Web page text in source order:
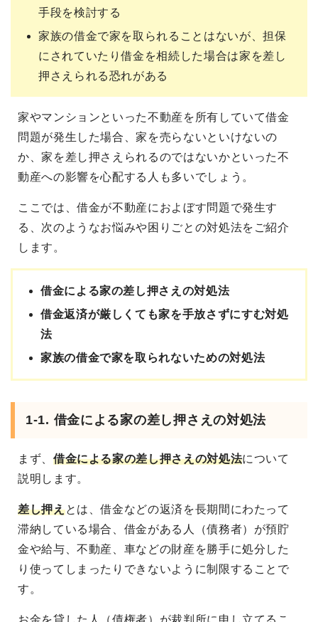
手段を検討する
家族の借金で家を取られることはないが、担保
にされていたり借金を相続した場合は家を差し
押さえられる恐れがある
家やマンションといった不動産を所有していて借金
問題が発生した場合、家を売らないといけないの
か、家を差し押さえられるのではないかといった不
動産への影響を心配する人も多いでしょう。
ここでは、借金が不動産におよぼす問題で発生す
る、次のようなお悩みや困りごとの対処法をご紹介
します。
借金による家の差し押さえの対処法
借金返済が厳しくても家を手放さずにすむ対処
法
家族の借金で家を取られないための対処法
1-1. 借金による家の差し押さえの対処法
まず、 借金による家の差し押さえの対処法について
説明します。
差し押えとは、借金などの返済を長期間にわたって
滞納している場合、借金がある人（債務者）が預貯
金や給与、不動産、車などの財産を勝手に処分した
り使ってしまったりできないように制限することで
す。